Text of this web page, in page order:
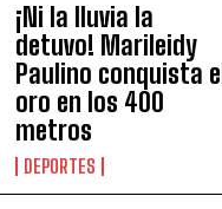
¡Ni la lluvia la
detuvo! Marileidy
Paulino conquista el
oro en los 400
metros
DEPORTES